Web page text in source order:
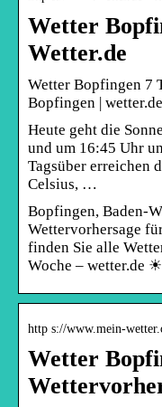
Wetter
Wetter.de
Wetter Bopfingen 7
Bopfingen | wetter.de
Heute geht die
und um 16:45 Uhr
Tagsüber erreichen
Celsius, …
Bopfingen, Baden-
Wettervorhersage
finden Sie alle
Woche – wetter.de ☀
http s://www.mein-
Wetter